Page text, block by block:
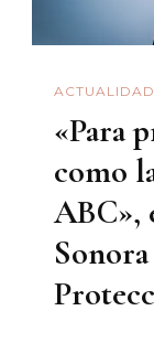
ACTUALIDAD
«Para
como
ABC»,